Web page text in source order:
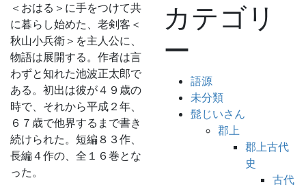
＜おはる＞に手をつけて共
に暮らし始めた、老剣客＜
秋山小兵衛＞を主人公に、
物語は展開する。作者は言
わずと知れた池波正太郎で
ある。初出は彼が４９歳の
時で、それから平成２年、
６７歳で他界するまで書き
続けられた。短編８３作、
長編４作の、全１６巻とな
った。
カテゴリ
ー
語源
未分類
髭じいさん
郡上
郡上古代
史
古代